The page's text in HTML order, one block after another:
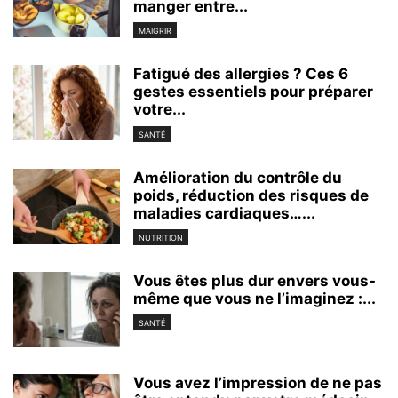
manger entre...
MAIGRIR
Fatigué des allergies ? Ces 6
gestes essentiels pour préparer
votre...
SANTÉ
Amélioration du contrôle du
poids, réduction des risques de
maladies cardiaques…...
NUTRITION
Vous êtes plus dur envers vous-
même que vous ne l’imaginez :...
SANTÉ
Vous avez l’impression de ne pas